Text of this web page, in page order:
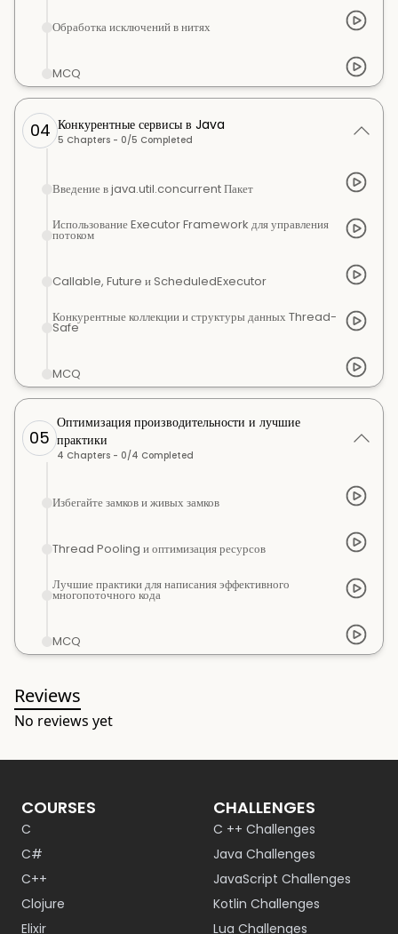
Обработка исключений в нитях
MCQ
04 Конкурентные сервисы в Java
5 Chapters - 0/5 Completed
Введение в java.util.concurrent Пакет
Использование Executor Framework для управления
потоком
Callable, Future и ScheduledExecutor
Конкурентные коллекции и структуры данных Thread-
Safe
MCQ
05
Оптимизация производительности и лучшие
практики
4 Chapters - 0/4 Completed
Избегайте замков и живых замков
Thread Pooling и оптимизация ресурсов
Лучшие практики для написания эффективного
многопоточного кода
MCQ
Reviews
No reviews yet
COURSES
C
C#
C++
Clojure
Elixir
CHALLENGES
C ++ Challenges
Java Challenges
JavaScript Challenges
Kotlin Challenges
Lua Challenges